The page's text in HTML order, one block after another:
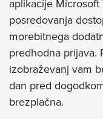
aplikacije Microsoft
posredovanja
morebitnega
predhodna prijava.
izobraževanj vam
dan pred
brezplačna.